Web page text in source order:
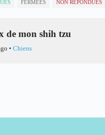
FERMÉES NON RÉPONDUES
de mon shih tzu
• Chiens